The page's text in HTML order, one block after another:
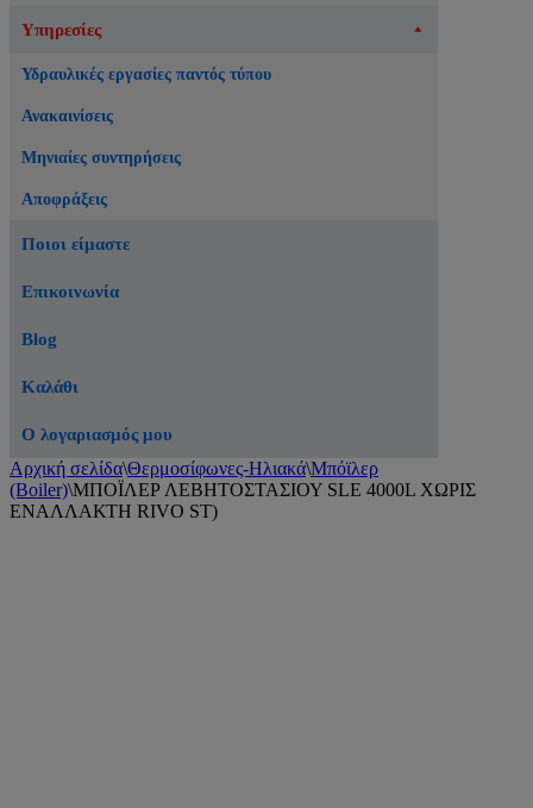
Υπηρεσίες
Υδραυλικές εργασίες παντός τύπου
Ανακαινίσεις
Μηνιαίες συντηρήσεις
Αποφράξεις
Ποιοι είμαστε
Επικοινωνία
Blog
Καλάθι
Ο λογαριασμός μου
Αρχική σελίδα\Θερμοσίφωνες-Ηλιακά\Μπόϊλερ
(Boiler)\ΜΠΟΪΛΕΡ ΛΕΒΗΤΟΣΤΑΣΙΟΥ SLE 4000L ΧΩΡΙΣ
ΕΝΑΛΛΑΚΤΗ RIVO ST)